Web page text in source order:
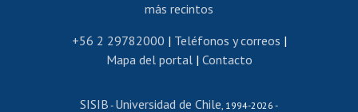
Extranjeras/os
Revalidación y reconocimiento de títulos
Postulación al Programa de Movilidad Estudiantil
Cursos de español
más recintos
+56 2 29782000 | Teléfonos y correos |
Mapa del portal| Contacto
SISIB - Universidad de Chile, 1994-2026 -